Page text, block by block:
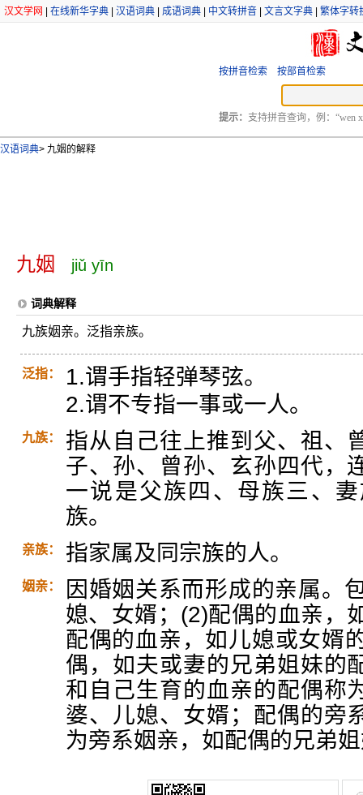
汉文学网 在线新华字典 汉语词典 成语词典 中文转拼音 文言文字典 繁体字转
按拼音检索 按部首检索
提示： 支持拼音查询，例：“wen
汉语词典> 九姻的解释
九姻 jiǔ yīn
词典解释
九族姻亲。泛指亲族。
泛指：
1.谓手指轻弹琴弦。
2.谓不专指一事或一人。
九族：
指从自己往上推到父、祖、
子、孙、曾孙、玄孙四代，
一说是父族四、母族三、
族。
亲族： 指家属及同宗族的人。
姻亲：
因婚姻关系而形成的亲属。
媳、女婿；(2)配偶的血亲，
配偶的血亲，如儿媳或女婿
偶，如夫或妻的兄弟姐妹的
和自己生育的血亲的配偶称
婆、儿媳、女婿；配偶的旁
为旁系姻亲，如配偶的兄弟